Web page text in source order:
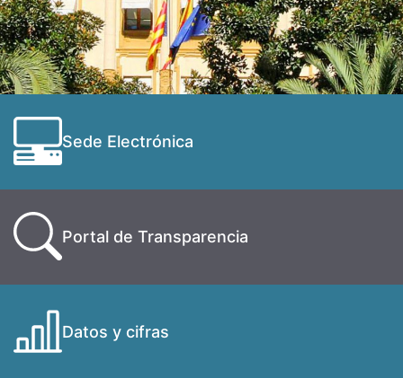
Sede Electrónica
Portal de Transparencia
Datos y cifras